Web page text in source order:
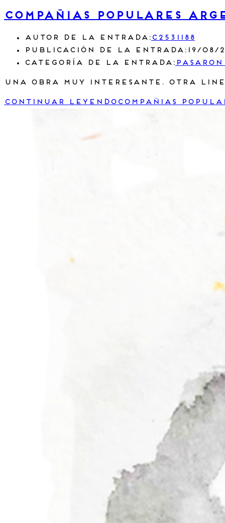
Compañias populares
Autor de la entrada: c2531188
Publicación de la entrada: 19/08/
Categoría de la entrada:
Una obra muy interesante. Otra
Continuar leyendo Compañias